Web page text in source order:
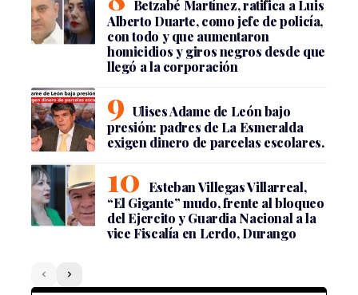
Betzabé Martínez, ratifica a Luis
Alberto Duarte, como jefe de policía,
con todo y que aumentaron
homicidios y giros negros desde que
llegó a la corporación
Ulises Adame de León bajo
presión: padres de La Esmeralda
exigen dinero de parcelas escolares.
Esteban Villegas Villarreal,
“El Gigante” mudo, frente al bloqueo
del Ejercito y Guardia Nacional a la
vice Fiscalía en Lerdo, Durango